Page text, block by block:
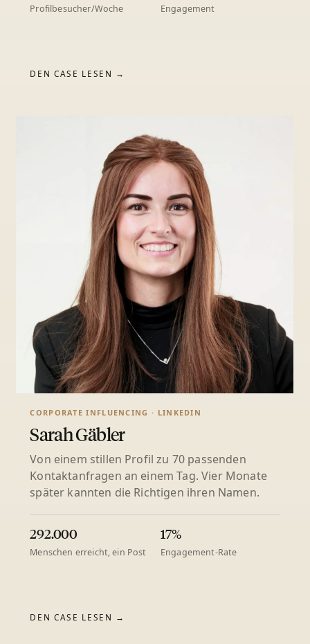
Profilbesucher/Woche Engagement
DEN CASE LESEN →
CORPORATE INFLUENCING · LINKEDIN
Sarah Gäbler
Von einem stillen Profil zu 70 passenden
Kontaktanfragen an einem Tag. Vier Monate
später kannten die Richtigen ihren Namen.
292.000
Menschen erreicht, ein Post
17%
Engagement-Rate
DEN CASE LESEN →